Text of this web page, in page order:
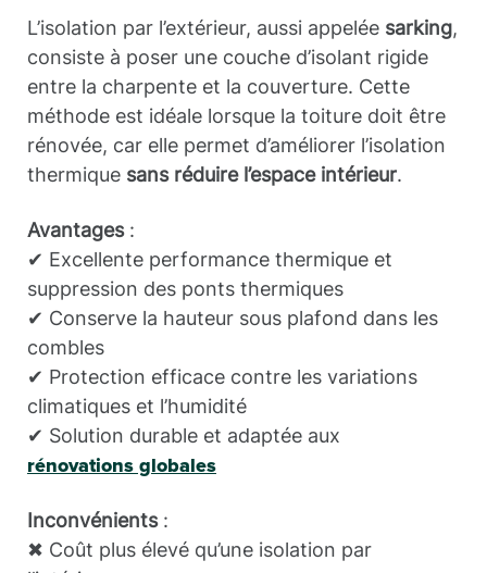
L’isolation par l’extérieur, aussi appelée sarking,
consiste à poser une couche d’isolant rigide
entre la charpente et la couverture. Cette
méthode est idéale lorsque la toiture doit être
rénovée, car elle permet d’améliorer l’isolation
thermique sans réduire l’espace intérieur.
Avantages:
✔ Excellente performance thermique et
suppression des ponts thermiques
✔ Conserve la hauteur sous plafond dans les
combles
✔ Protection efficace contre les variations
climatiques et l’humidité
✔ Solution durable et adaptée aux
rénovations globales
Inconvénients:
✖ Coût plus élevé qu’une isolation par